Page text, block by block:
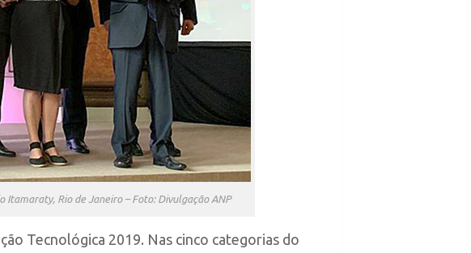
Itamaraty, Rio de Janeiro – Foto: Divulgação ANP
Tecnológica 2019. Nas cinco categorias do